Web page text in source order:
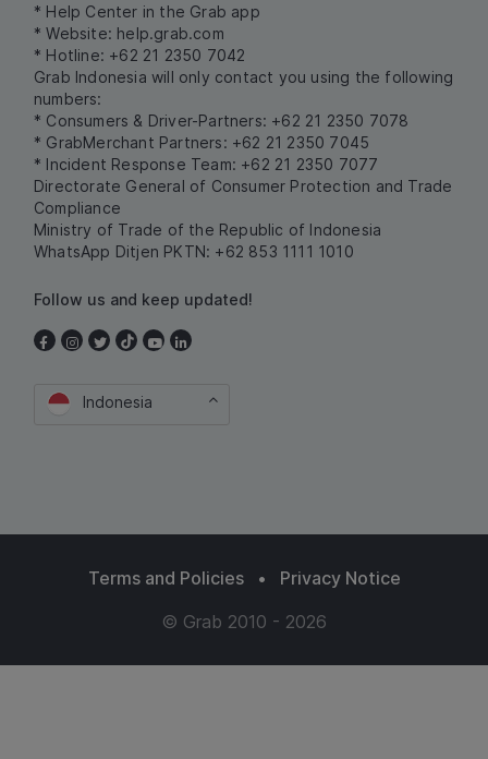
* Help Center in the Grab app
* Website: help.grab.com
* Hotline: +62 21 2350 7042
Grab Indonesia will only contact you using the following
numbers:
* Consumers & Driver-Partners: +62 21 2350 7078
* GrabMerchant Partners: +62 21 2350 7045
* Incident Response Team: +62 21 2350 7077
Directorate General of Consumer Protection and Trade
Compliance
Ministry of Trade of the Republic of Indonesia
WhatsApp Ditjen PKTN: +62 853 1111 1010
Follow us and keep updated!
Indonesia
Terms and Policies •
Privacy Notice
© Grab 2010 - 2026